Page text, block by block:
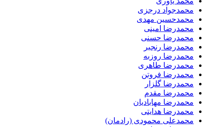
محمدجواد درجزی
محمدحسین مهدی
محمدرضا امینی
محمدرضا حسنی
محمدرضا رنجبر
محمدرضا روزبه
محمدرضا طاهری
محمدرضا فروتن
محمدرضا گلزار
محمدرضا مقدم
محمدرضا مهابادیان
محمدرضا هدایتی
محمدعلی محمودی (رادمان)